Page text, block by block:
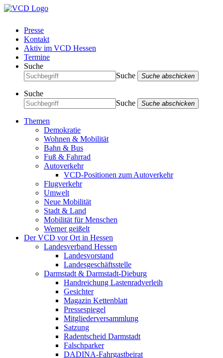
Presse
Kontakt
Aktiv im VCD Hessen
Termine
Suche
Suche
Suche abschicken
Suche
Suche
Suche abschicken
Themen
Demokratie
Wohnen & Mobilität
Bahn & Bus
Fuß & Fahrrad
Autoverkehr
VCD-Positionen zum Autoverkehr
Flugverkehr
Umwelt
Neue Mobilität
Stadt & Land
Mobilität für Menschen
Werner geißelt
Der VCD vor Ort in Hessen
Landesverband Hessen
Landesvorstand
Landesgeschäftsstelle
Darmstadt & Darmstadt-Dieburg
Handreichung Lastenradverleih
Gesichter
Magazin Kettenblatt
Pressespiegel
Mitgliederversammlung
Satzung
Radentscheid Darmstadt
Falschparker
DADINA-Fahrgastbeirat